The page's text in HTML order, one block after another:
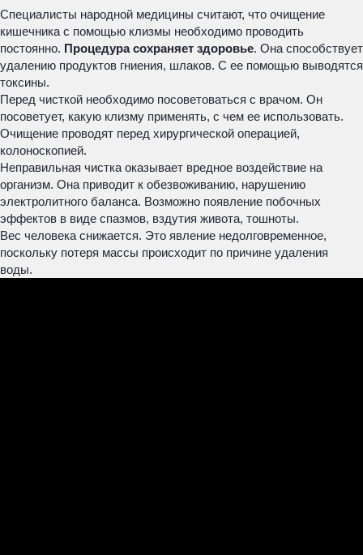
Специалисты народной медицины считают, что очищение
кишечника с помощью клизмы необходимо проводить
постоянно. Процедура сохраняет здоровье. Она способствует
удалению продуктов гниения, шлаков. С ее помощью выводятся
токсины.
Перед чисткой необходимо посоветоваться с врачом. Он
посоветует, какую клизму применять, с чем ее использовать.
Очищение проводят перед хирургической операцией,
колоноскопией.
Неправильная чистка оказывает вредное воздействие на
организм. Она приводит к обезвоживанию, нарушению
электролитного баланса. Возможно появление побочных
эффектов в виде спазмов, вздутия живота, тошноты.
Вес человека снижается. Это явление недолговременное,
поскольку потеря массы происходит по причине удаления
воды.